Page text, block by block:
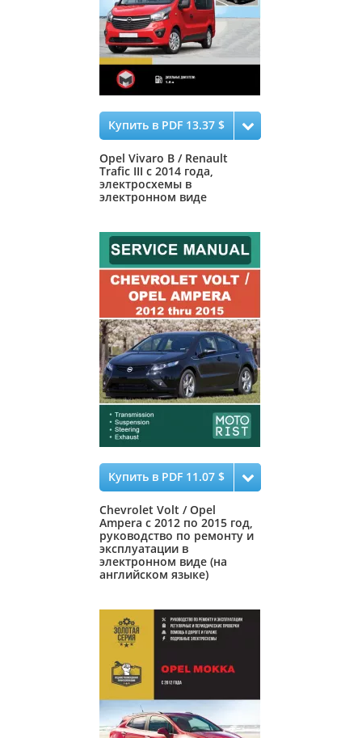
Купить в PDF 13.37 $
Opel Vivaro B / Renault
Trafic III с 2014 года,
электросхемы в
электронном виде
Купить в PDF 11.07 $
Chevrolet Volt / Opel
Ampera с 2012 по 2015 год,
руководство по ремонту и
эксплуатации в
электронном виде (на
английском языке)